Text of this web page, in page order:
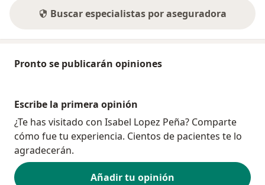
Buscar especialistas por aseguradora
Pronto se publicarán opiniones
Escribe la primera opinión
¿Te has visitado con Isabel Lopez Peña? Comparte
cómo fue tu experiencia. Cientos de pacientes te lo
agradecerán.
Añadir tu opinión